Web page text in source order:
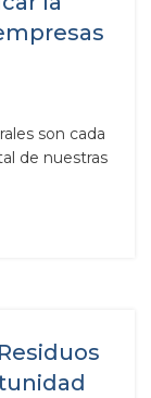
son cada
de nuestras